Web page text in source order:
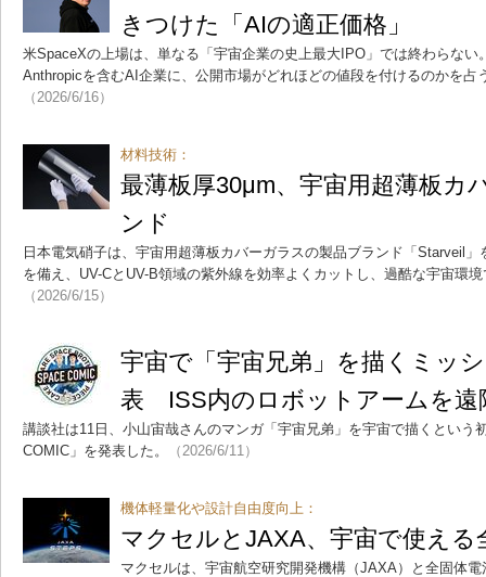
きつけた「AIの適正価格」
米SpaceXの上場は、単なる「宇宙企業の史上最大IPO」では終わらない
Anthropicを含むAI企業に、公開市場がどれほどの値段を付けるのかを占
（2026/6/16）
材料技術：
最薄板厚30μm、宇宙用超薄板カ
ンド
日本電気硝子は、宇宙用超薄板カバーガラスの製品ブランド「Starveil
を備え、UV-CとUV-B領域の紫外線を効率よくカットし、過酷な宇宙環
（2026/6/15）
宇宙で「宇宙兄弟」を描くミッ
表 ISS内のロボットアームを遠
講談社は11日、小山宙哉さんのマンガ「宇宙兄弟」を宇宙で描くという
COMIC」を発表した。
（2026/6/11）
機体軽量化や設計自由度向上：
マクセルとJAXA、宇宙で使える
マクセルは、宇宙航空研究開発機構（JAXA）と全固体